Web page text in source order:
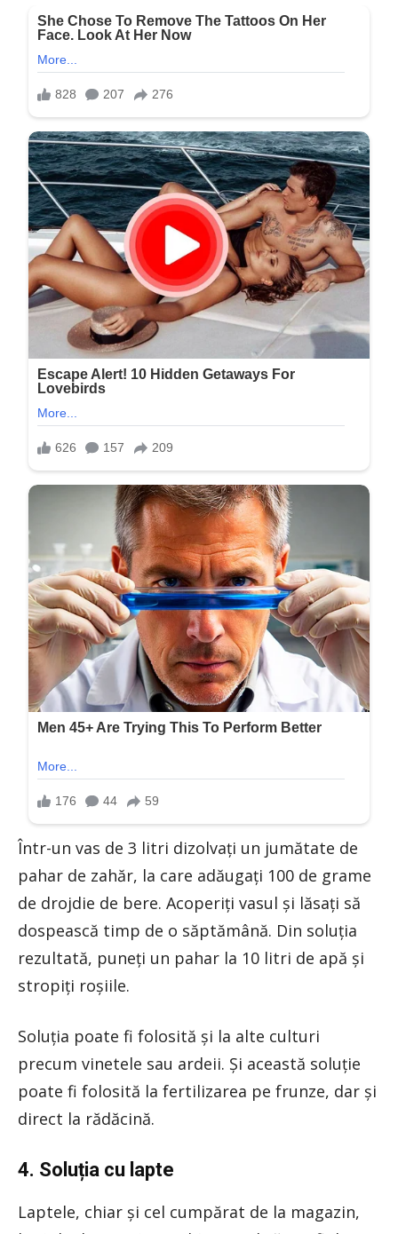
Într-un vas de 3 litri dizolvați un jumătate de
pahar de zahăr, la care adăugați 100 de grame
de drojdie de bere. Acoperiți vasul și lăsați să
dospească timp de o săptămână. Din soluția
rezultată, puneți un pahar la 10 litri de apă și
stropiți roșiile.
Soluția poate fi folosită și la alte culturi
precum vinetele sau ardeii. Și această soluție
poate fi folosită la fertilizarea pe frunze, dar și
direct la rădăcină.
4. Soluția cu lapte
Laptele, chiar și cel cumpărat de la magazin,